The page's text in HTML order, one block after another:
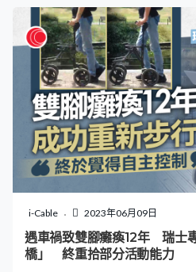
薩里郡一條村莊舉行，這裏沒
和引擎才是比賽的靈魂核心。
特克利夫說：「這運動引人開
土上、顛簸的田地上，這不是
正好吸引大家怪氣的想法，或
項除草機大賽是英國最早期的
後，再發展出一系列錦標賽、
車更有歷史及規模。
i-Cable 2023年06月09日
遇車禍致雙腳癱瘓12年 瑞士
橋」 終重拾部分活動能力